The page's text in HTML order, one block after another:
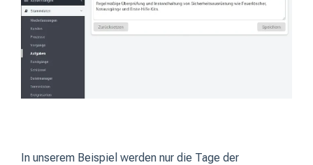
In unserem Beispiel werden nur die Tage der